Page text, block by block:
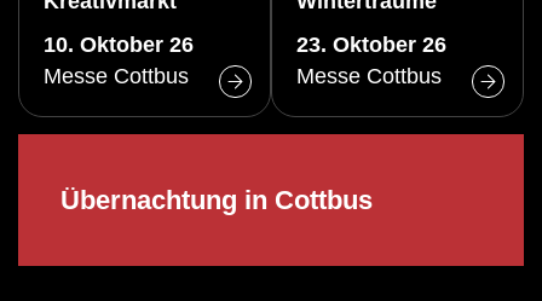
10. Oktober 26
Messe Cottbus
23. Oktober 26
Messe Cottbus
Übernachtung in Cottbus